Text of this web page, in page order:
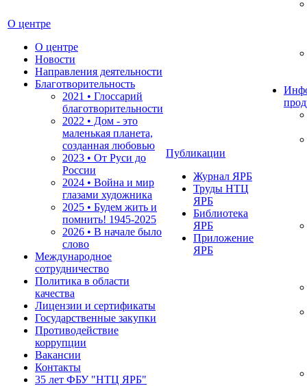
О центре
О центре
Новости
Направления деятельности
Благотворительность
2021 • Глоссарий
благотворительности
2022 • Дом - это
маленькая планета,
созданная любовью
2023 • От Руси до
России
2024 • Война и мир
глазами художника
2025 • Будем жить и
помнить! 1945-2025
2026 • В начале было
слово
Международное
сотрудничество
Политика в области
качества
Лицензии и сертификаты
Государственные закупки
Противодействие
коррупции
Вакансии
Контакты
35 лет ФБУ "НТЦ ЯРБ"
Публикации
Журнал ЯРБ
Труды НТЦ
ЯРБ
Библиотека
ЯРБ
Приложение
ЯРБ